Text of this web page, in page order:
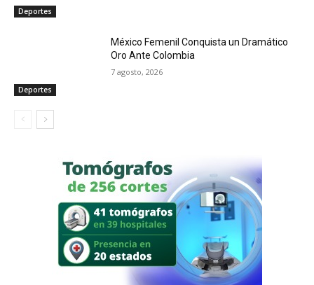
Deportes
Deportes
México Femenil Conquista un Dramático
Oro Ante Colombia
7 agosto, 2026